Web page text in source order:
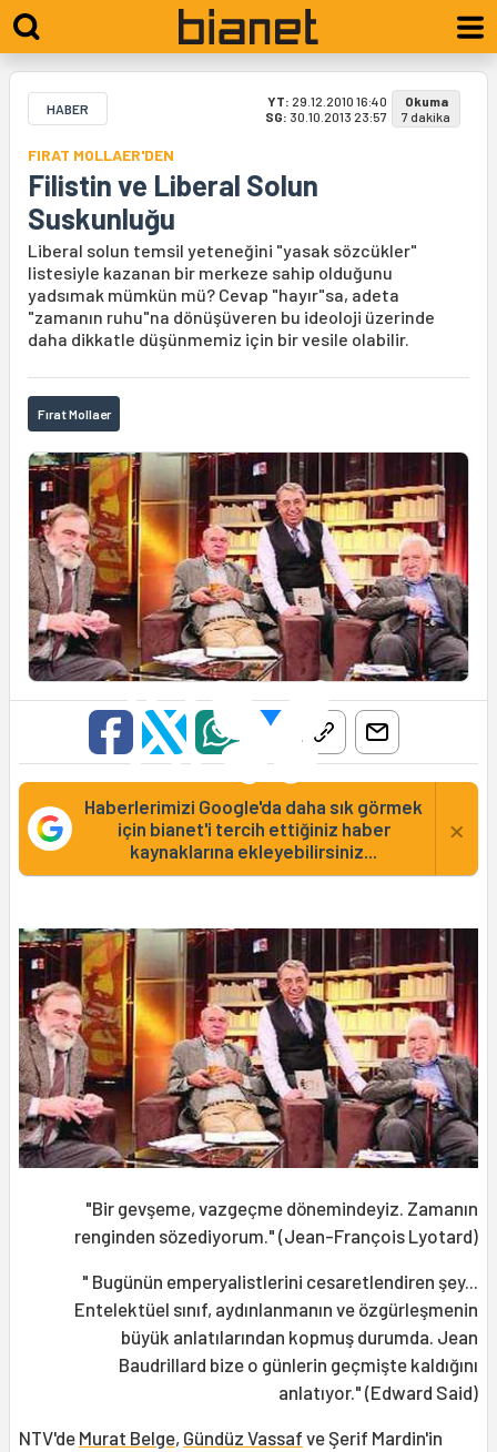
HABER YT: 29.12.2010 16:40
SG: 30.10.2013 23:57
Okuma
7 dakika
FIRAT MOLLAER'DEN
Filistin ve Liberal Solun
Suskunluğu
Liberal solun temsil yeteneğini "yasak sözcükler"
listesiyle kazanan bir merkeze sahip olduğunu
yadsımak mümkün mü? Cevap "hayır"sa, adeta
"zamanın ruhu"na dönüşüveren bu ideoloji üzerinde
daha dikkatle düşünmemiz için bir vesile olabilir.
Fırat Mollaer
Haberlerimizi Google'da daha sık görmek
için bianet'i tercih ettiğiniz haber
kaynaklarına ekleyebilirsiniz...
×
"Bir gevşeme, vazgeçme dönemindeyiz. Zamanın
renginden sözediyorum." (Jean-François Lyotard)
" Bugünün emperyalistlerini cesaretlendiren şey...
Entelektüel sınıf, aydınlanmanın ve özgürleşmenin
büyük anlatılarından kopmuş durumda. Jean
Baudrillard bize o günlerin geçmişte kaldığını
anlatıyor." (Edward Said)
NTV'de Murat Belge, Gündüz Vassaf ve Şerif Mardin'in